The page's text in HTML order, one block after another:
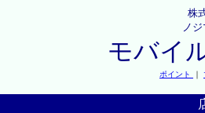
株
ノ
モバイ
ポイント ｜